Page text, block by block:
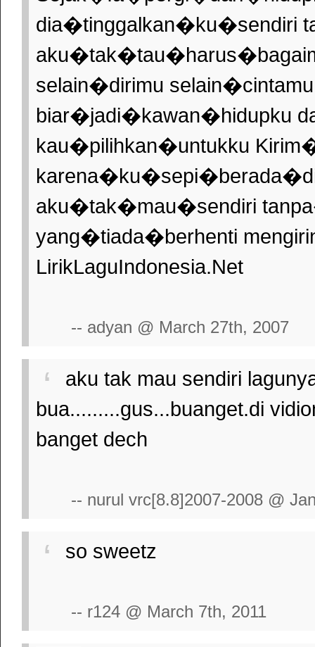
dia�tinggalkan�ku�sendiri
selain�dirimu
biar�jadi�kawan�hidupku
kau�pilihkan�untukku
aku�tak�mau�sendiri
yang�tiada�berhenti
LirikLaguIndonesia.Net
-- adyan @ March 27th, 2007
aku tak mau sendiri
bua.........gus...buanget.di
banget dech
-- nurul vrc[8.8]2007-2008 @
so sweetz
-- r124 @ March 7th, 2011